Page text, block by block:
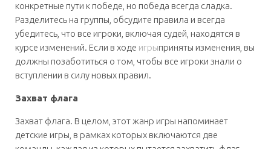
конкретные пути к победе, но победа всегда сладка.
Разделитесь на группы, обсудите правила и всегда
убедитесь, что все игроки, включая судей, находятся в
курсе изменений. Если в ходе игрыприняты изменения, вы
должны позаботиться о том, чтобы все игроки знали о
вступлении в силу новых правил.
Захват флага
Захват флага. В целом, этот жанр игры напоминает
детские игры, в рамках которых включаются две